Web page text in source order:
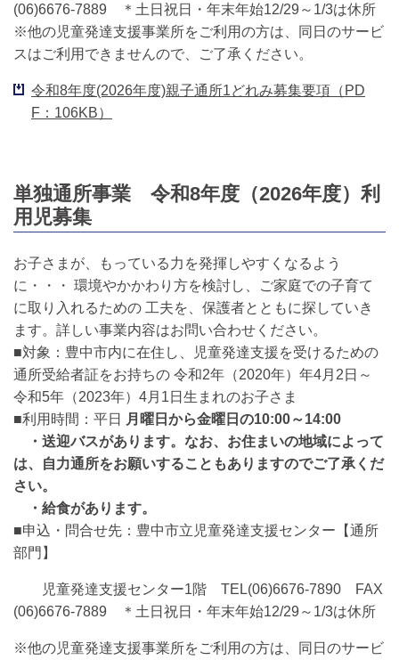
(06)6676-7889 ＊土日祝日・年末年始12/29～1/3は休所
※他の児童発達支援事業所をご利用の方は、同日のサービ
スはご利用できませんので、ご了承ください。
令和8年度(2026年度)親子通所1どれみ募集要項（PD
F：106KB）
単独通所事業 令和8年度（2026年度）利
用児募集
お子さまが、もっている力を発揮しやすくなるよう
に・・・ 環境やかかわり方を検討し、ご家庭での子育て
に取り入れるための 工夫を、保護者とともに探していき
ます。詳しい事業内容はお問い合わせください。
■対象：豊中市内に在住し、児童発達支援を受けるための
通所受給者証をお持ちの 令和2年（2020年）年4月2日～
令和5年（2023年）4月1日生まれのお子さま
■利用時間：平日
月曜日から金曜日の10:00～14:00
・送迎バスがあります。 なお、お住まいの地域によって
は、自力通所をお願いすることもありますのでご了承くだ
さい。
・給食があります。
■申込・問合せ先：豊中市立児童発達支援センター【通所
部門】
児童発達支援センター1階 TEL(06)6676-7890 FAX
(06)6676-7889 ＊土日祝日・年末年始12/29～1/3は休所
※他の児童発達支援事業所をご利用の方は、同日のサービ